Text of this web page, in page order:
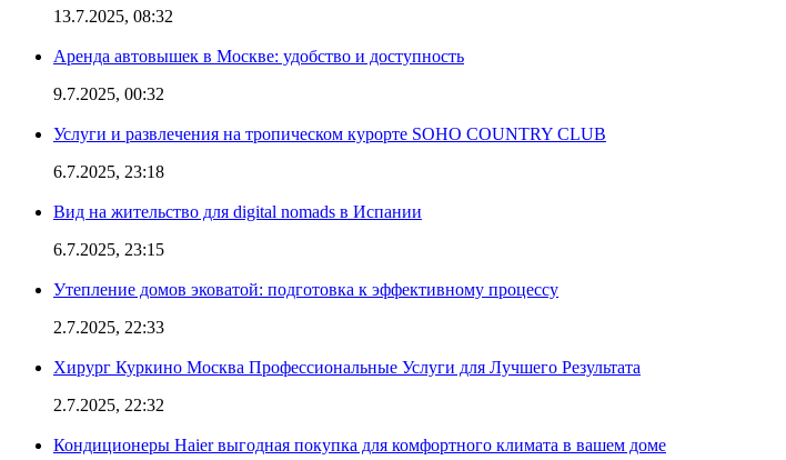
13.7.2025, 08:32
Аренда автовышек в Москве: удобство и доступность
9.7.2025, 00:32
Услуги и развлечения на тропическом курорте SOHO COUNTRY CLUB
6.7.2025, 23:18
Вид на жительство для digital nomads в Испании
6.7.2025, 23:15
Утепление домов эковатой: подготовка к эффективному процессу
2.7.2025, 22:33
Хирург Куркино Москва Профессиональные Услуги для Лучшего Результата
2.7.2025, 22:32
Кондиционеры Haier выгодная покупка для комфортного климата в вашем доме